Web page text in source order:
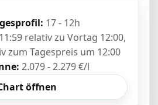
17 - 12h
relativ zu Vortag 12:00,
zum Tagespreis um 12:00
2.079 - 2.279 €/l
öffnen